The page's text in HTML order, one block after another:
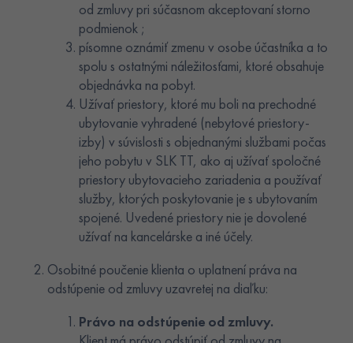
od zmluvy pri súčasnom akceptovaní storno
podmienok ;
písomne oznámiť zmenu v osobe účastníka a to
spolu s ostatnými náležitosťami, ktoré obsahuje
objednávka na pobyt.
Užívať priestory, ktoré mu boli na prechodné
ubytovanie vyhradené (nebytové priestory-
izby) v súvislosti s objednanými službami počas
jeho pobytu v SLK TT, ako aj užívať spoločné
priestory ubytovacieho zariadenia a používať
služby, ktorých poskytovanie je s ubytovaním
spojené. Uvedené priestory nie je dovolené
užívať na kancelárske a iné účely.
Osobitné poučenie klienta o uplatnení práva na
odstúpenie od zmluvy uzavretej na diaľku:
Právo na odstúpenie od zmluvy.